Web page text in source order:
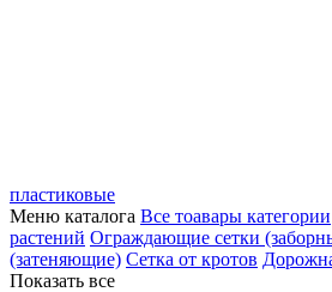
пластиковые
Меню каталога Все тоавары категории
растений Ограждающие сетки
(затеняющие) Сетка от кротов
Показать все